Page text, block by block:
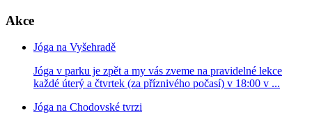
Akce
Jóga na Vyšehradě
Jóga v parku je zpět a my vás zveme na pravidelné lekce
každé úterý a čtvrtek (za příznivého počasí) v 18:00 v ...
Jóga na Chodovské tvrzi